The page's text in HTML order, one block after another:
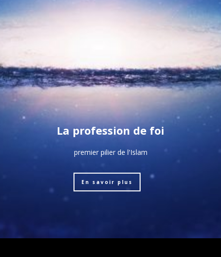
La profession de foi
premier pilier de l'Islam
En savoir plus